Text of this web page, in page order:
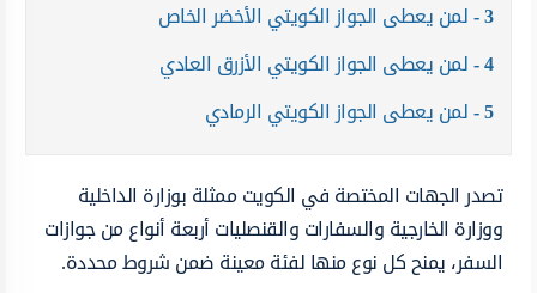
3 لمن يعطى الجواز الكويتي الأخضر الخاص
4 لمن يعطى الجواز الكويتي الأزرق العادي
5 لمن يعطى الجواز الكويتي الرمادي
تصدر الجهات المختصة في الكويت ممثلة بوزارة الداخلية
ووزارة الخارجية والسفارات والقنصليات أربعة أنواع من جوازات
السفر، يمنح كل نوع منها لفئة معينة ضمن شروط محددة.